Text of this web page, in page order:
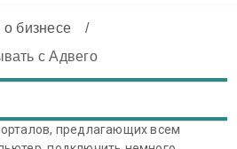
о бизнесе
/
с Адвего
предлагающих всем